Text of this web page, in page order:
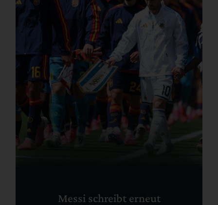
Messi schreibt erneut